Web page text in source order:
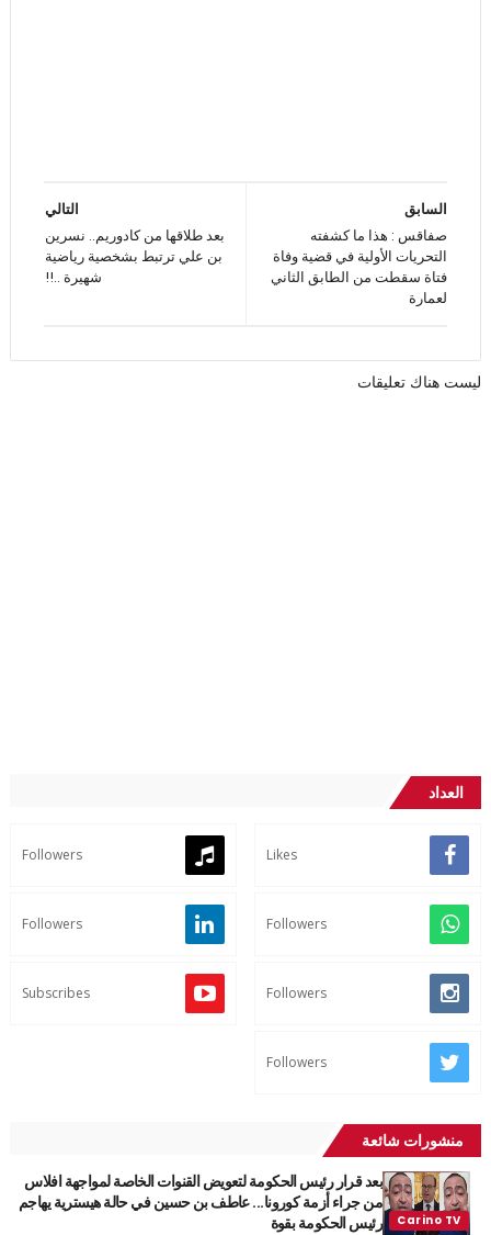
التالي
بعد طلاقها من كادوريم.. نسرين
بن علي ترتبط بشخصية رياضية
شهيرة ..!!
السابق
صفاقس : هذا ما كشفته
التحريات الأولية في قضية وفاة
فتاة سقطت من الطابق الثاني
لعمارة
ليست هناك تعليقات
العداد
Likes
Followers
Followers
Followers
Followers
Subscribes
Followers
منشورات شائعة
بعد قرار رئيس الحكومة لتعويض القنوات الخاصة لمواجهة افلاس
من جراء أزمة كورونا... عاطف بن حسين في حالة هيسترية يهاجم
رئيس الحكومة بقوة